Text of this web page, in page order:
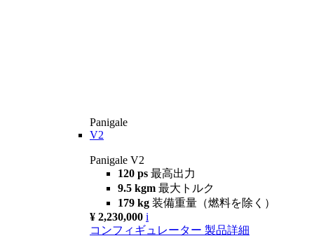
Panigale
V2
Panigale V2
120 ps 最高出力
9.5 kgm 最大トルク
179 kg 装備重量（燃料を除く）
¥ 2,230,000 i
コンフィギュレーター 製品詳細